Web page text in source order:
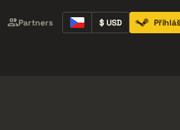
Více Partners $ USD